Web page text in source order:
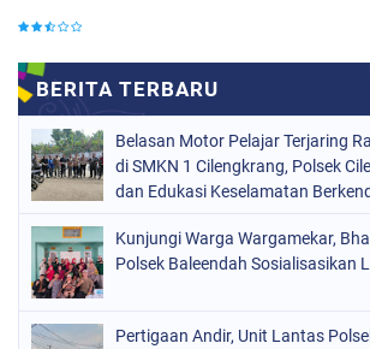
Belasan Motor Pelajar Terjaring
di SMKN 1 Cilengkrang, Polsek
dan Edukasi Keselamatan
Kunjungi Warga Wargamekar,
Polsek Baleendah Sosialisasikan
Pertigaan Andir, Unit Lantas